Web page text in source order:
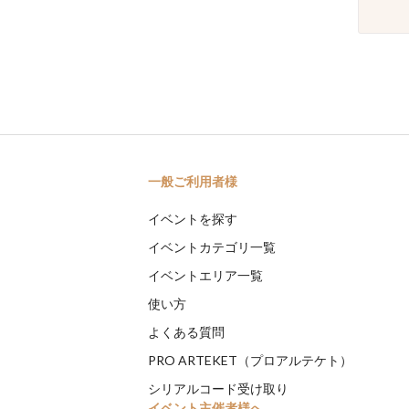
一般ご利用者様
イベントを探す
イベントカテゴリ一覧
イベントエリア一覧
使い方
よくある質問
PRO ARTEKET（プロアルテケト）
シリアルコード受け取り